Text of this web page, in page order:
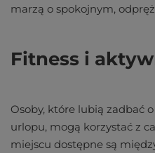
marzą o spokojnym,
Fitness i
Osoby, które lubią zadbać
urlopu, mogą korzystać z
miejscu dostępne są